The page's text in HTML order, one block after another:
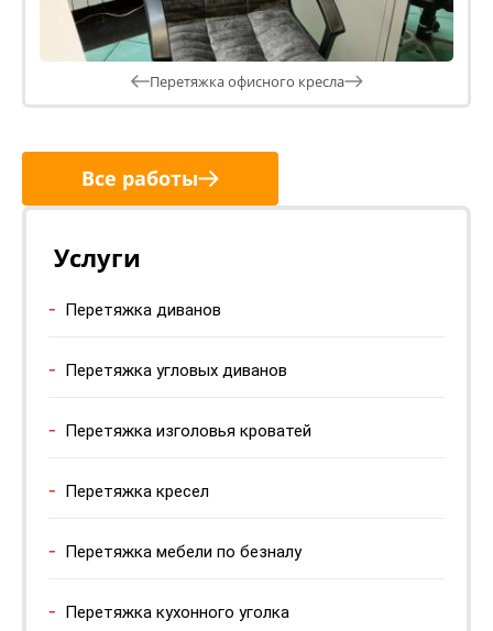
Услуги
Перетяжка диванов
Перетяжка угловых диванов
Перетяжка изголовья кроватей
Перетяжка кресел
Перетяжка мебели по безналу
Перетяжка кухонного уголка
Перетяжка офисного кресла
Все работы